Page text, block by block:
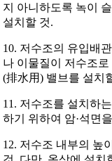
지 아니하도록 녹이
설치할 것.
10. 저수조의 유입배
나 이물질이 저수조
(排水用) 밸브를 설치
11. 저수조를 설치하
하기 위하여 암·석면
12. 저수조 내부의 높